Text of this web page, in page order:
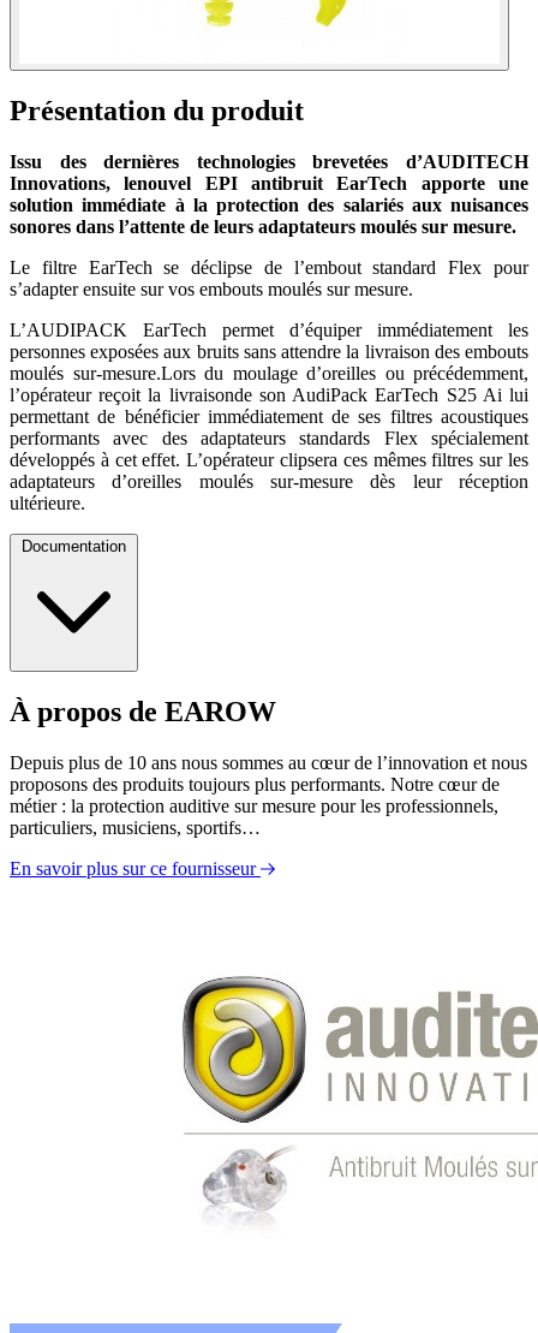
Présentation du produit
Issu des dernières technologies brevetées d’AUDITECH
Innovations, lenouvel EPI antibruit EarTech apporte une
solution immédiate à la protection des salariés aux nuisances
sonores dans l’attente de leurs adaptateurs moulés sur mesure.
Le filtre EarTech se déclipse de l’embout standard Flex pour
s’adapter ensuite sur vos embouts moulés sur mesure.
L’AUDIPACK EarTech permet d’équiper immédiatement les
personnes exposées aux bruits sans attendre la livraison des embouts
moulés sur-mesure.Lors du moulage d’oreilles ou précédemment,
l’opérateur reçoit la livraisonde son AudiPack EarTech S25 Ai lui
permettant de bénéficier immédiatement de ses filtres acoustiques
performants avec des adaptateurs standards Flex spécialement
développés à cet effet. L’opérateur clipsera ces mêmes filtres sur les
adaptateurs d’oreilles moulés sur-mesure dès leur réception
ultérieure.
Documentation
Documentation
À propos de EAROW
Depuis plus de 10 ans nous sommes au cœur de l’innovation et nous
proposons des produits toujours plus performants. Notre cœur de
métier : la protection auditive sur mesure pour les professionnels,
particuliers, musiciens, sportifs…
En savoir plus sur ce fournisseur